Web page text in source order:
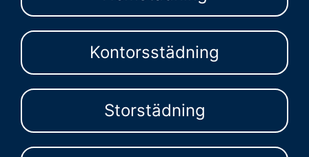
Kontorsstädning
Storstädning